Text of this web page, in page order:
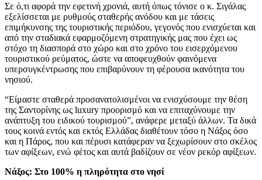
Σε ό,τι αφορά την εφετινή χρονιά, αυτή όπως τόνισε ο κ. Σιγάλας
εξελίσσεται με ρυθμούς σταθερής ανόδου και με τάσεις
επιμήκυνσης της τουριστικής περιόδου, γεγονός που ενισχύεται και
από την σταδιακά εφαρμοζόμενη στρατηγικής μας που έχει ως
στόχο τη διασπορά στο χώρο και στο χρόνο του εισερχόμενου
τουριστικού ρεύματος, ώστε να αποφευχθούν φαινόμενα
υπερσυγκέντρωσης που επιβαρύνουν τη φέρουσα ικανότητα του
νησιού.
“Είμαστε σταθερά προσανατολισμένοι να ενισχύσουμε την θέση
της Σαντορίνης ως luxury προορισμό και να επιταχύνουμε την
ανάπτυξη του ειδικού τουρισμού”, ανάφερε μεταξύ άλλων. Τα δικά
τους κοινά εντός και εκτός Ελλάδας διαθέτουν τόσο η Νάξος όσο
και η Πάρος, που και πέρυσι κατάφεραν να ξεχωρίσουν στο σκέλος
των αφίξεων, ενώ φέτος και αυτά βαδίζουν σε νέον ρεκόρ αφίξεων.
Νάξος: Στο 100% η πληρότητα στο νησί